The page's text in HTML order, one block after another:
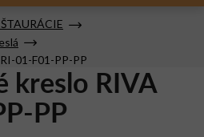
01-F01-PP-PP
kreslo RIVA
PP